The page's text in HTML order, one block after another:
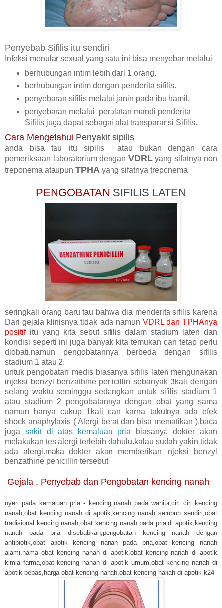
Penyebab Sifilis itu sendiri
Infeksi menular sexual yang satu ini bisa menyebar melalui
berhubungan intim lebih dari 1 orang.
berhubungan intim dengan penderita sifilis.
penyebaran sifilis melalui janin pada ibu hamil.
penyebaran melalui peralatan mandi penderita
Sifilis juga dapat sebagai alat transparansi Sifilis.
Cara Mengetahui Penyakit sipilis
anda bisa tau itu sipilis atau bukan dengan cara
pemeriksaan laboratorium dengan VDRLyang sifatnya non
treponema ataupun TPHA yang sifatnya treponema
PENGOBATAN SIFILIS LATEN
seringkali orang baru tau bahwa dia menderita sifilis karena
Dari gejala klinisnya tidak ada namun VDRL dan TPHAnya
positifitu yang kita sebut sifilis dalam stadium laten dan
kondisi seperti ini juga banyak kita temukan dan tetap perlu
diobati.namun pengobatannya berbeda dengan sifilis
stadium 1 atau 2.
untuk pengobatan medis biasanya sifilis laten mengunakan
injeksi benzyl benzathine penicillin sebanyak 3kali dengan
selang waktu seminggu sedangkan untuk sifilis stadium 1
atau stadium 2 pengobatannya dengan obat yang sama
namun hanya cukup 1kali dan karna takutnya ada efek
shock anaphylaxis ( Alergi berat dan bisa mematikan ).baca
juga sakit di atas kemaluan pria biasanya dokter akan
melakukan tes alergi terlebih dahulu.kalau sudah yakin tidak
ada alergi.maka dokter akan memberikan injeksi benzyl
benzathine penicillin tersebut .
Gejala , Penyebab dan Pengobatan kencing nanah
nyeri pada kemaluan pria - kencing nanah pada wanita,ciri ciri kencing
nanah,obat kencing nanah di apotik,kencing nanah sembuh sendiri,obat
tradisional kencing nanah,obat kencing nanah pada pria di apotik,kencing
nanah pada pria disebabkan,pengobatan kencing nanah dengan
antibiotik,obat apotik kencing nanah pada pria,obat kencing nanah
alami,nama obat kencing nanah di apotik,obat kencing nanah di apotik
kimia farma,obat kencing nanah di apotik umum,obat kencing nanah di
apotik bebas,harga obat kencing nanah,obat kencing nanah di apotik k24